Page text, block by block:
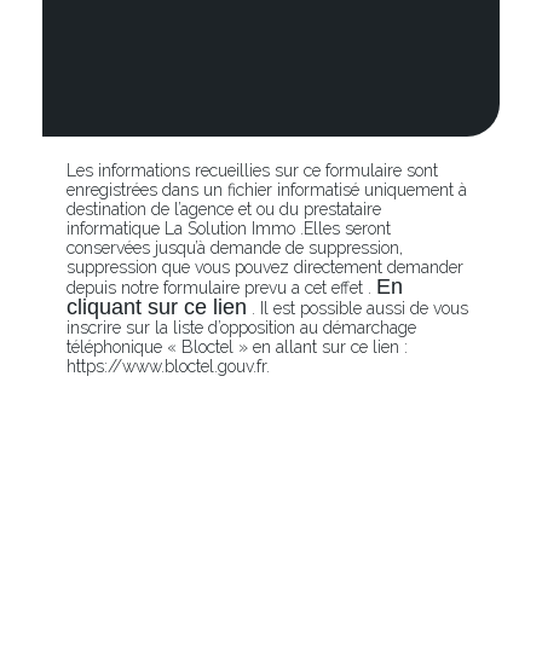
Les informations recueillies sur ce formulaire sont
enregistrées dans un fichier informatisé uniquement à
destination de l’agence et ou du prestataire
informatique La Solution Immo .Elles seront
conservées jusqu’à demande de suppression,
suppression que vous pouvez directement demander
depuis notre formulaire prevu a cet effet . En
cliquant sur ce lien . Il est possible aussi de vous
inscrire sur la liste d’opposition au démarchage
téléphonique « Bloctel » en allant sur ce lien :
https://www.bloctel.gouv.fr.